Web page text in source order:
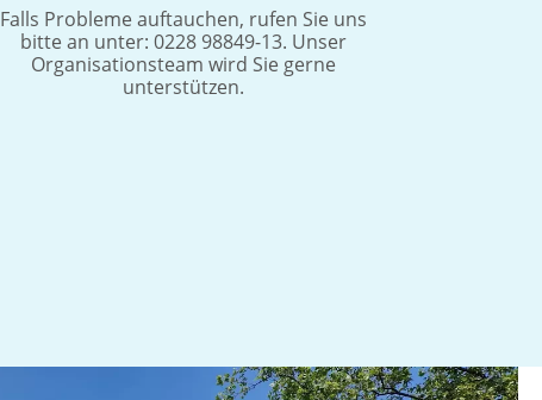
Falls Probleme auftauchen, rufen Sie uns
bitte an unter: 0228 98849-13. Unser
Organisationsteam wird Sie gerne
unterstützen.